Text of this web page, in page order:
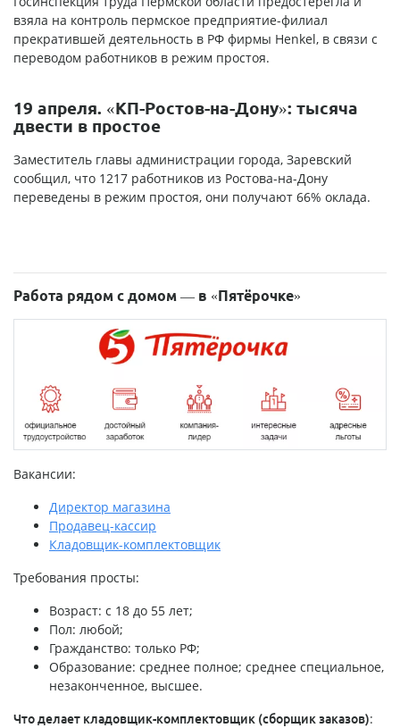
взяла на контроль пермское предприятие-филиал
прекратившей деятельность в РФ фирмы Henkel, в связи с
переводом работников в режим простоя.
19 апреля. «КП-Ростов-на-Дону»: тысяча
двести в простое
Заместитель главы администрации города, Заревский
сообщил, что 1217 работников из Ростова-на-Дону
переведены в режим простоя, они получают 66% оклада.
Работа рядом с домом — в «Пятёрочке»
Вакансии:
Директор магазина
Продавец-кассир
Кладовщик-комплектовщик
Требования просты:
Возраст: с 18 до 55 лет;
Пол: любой;
Гражданство: только РФ;
Образование: среднее полное; среднее специальное,
незаконченное, высшее.
Что делает кладовщик-комплектовщик (сборщик заказов):